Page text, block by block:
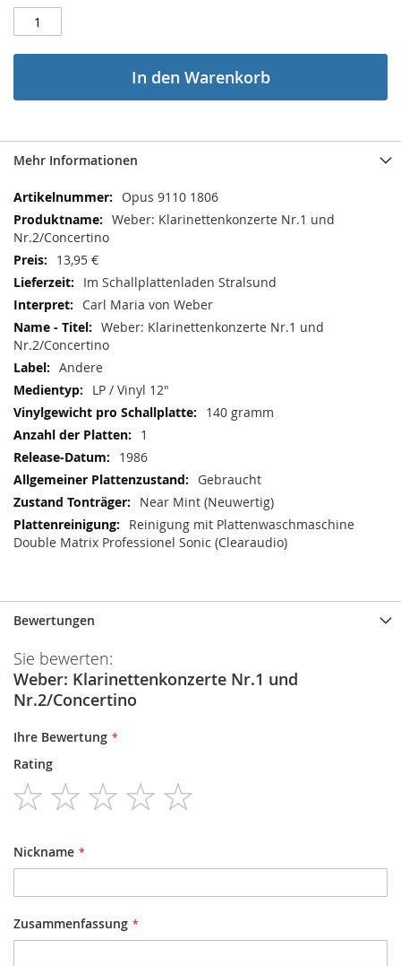
In den Warenkorb
Mehr Informationen
Mehr
Informationen
Opus 9110 1806
Weber: Klarinettenkonzerte Nr.1 und
Nr.2/Concertino
13,95 €
Im Schallplattenladen Stralsund
Carl Maria von Weber
Weber: Klarinettenkonzerte Nr.1 und
Nr.2/Concertino
Andere
LP / Vinyl 12"
140 gramm
1
1986
Gebraucht
Near Mint (Neuwertig)
Reinigung mit Plattenwaschmaschine
Double Matrix Professionel Sonic (Clearaudio)
Bewertungen
Sie bewerten:
Weber: Klarinettenkonzerte Nr.1 und
Nr.2/Concertino
Ihre Bewertung
Rating
1
star
2
stars
3
stars
4
stars
Nickname
Zusammenfassung